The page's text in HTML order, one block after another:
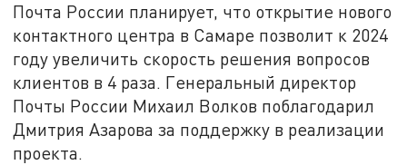
Почта России планирует, что открытие нового
контактного центра в Самаре позволит к 2024
году увеличить скорость решения вопросов
клиентов в 4 раза. Генеральный директор
Почты России Михаил Волков поблагодарил
Дмитрия Азарова за поддержку в реализации
проекта.